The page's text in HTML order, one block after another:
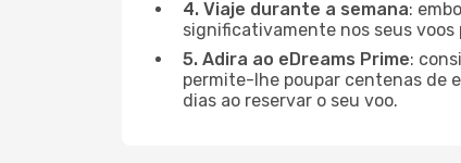
4. Viaje durante a semana:
significativamente nos seus
5. Adira ao eDreams Prime:
permite-lhe poupar centenas de
dias ao reservar o seu voo.